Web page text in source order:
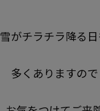
雪がチラチラ降る日
多くありますので